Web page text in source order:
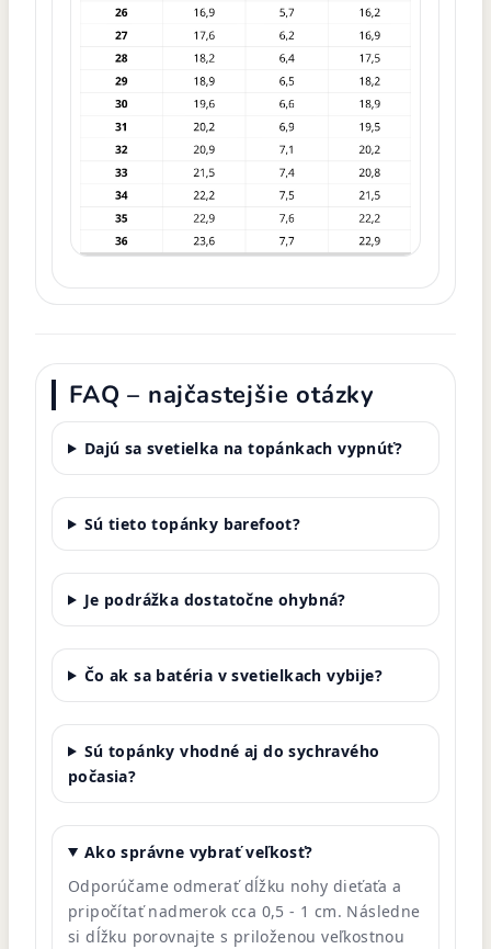
FAQ – najčastejšie otázky
Dajú sa svetielka na topánkach vypnúť?
Sú tieto topánky barefoot?
Je podrážka dostatočne ohybná?
Čo ak sa batéria v svetielkach vybije?
Sú topánky vhodné aj do sychravého
počasia?
Ako správne vybrať veľkosť?
Odporúčame odmerať dĺžku nohy dieťaťa a
pripočítať nadmerok cca 0,5 - 1 cm. Následne
si dĺžku porovnajte s priloženou veľkostnou